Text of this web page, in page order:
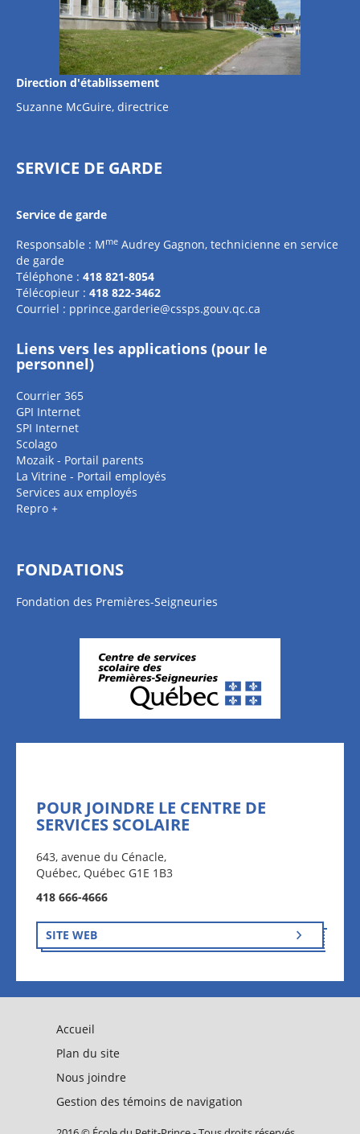
Direction d'établissement
Suzanne McGuire, directrice
SERVICE DE GARDE
Service de garde
Responsable : Mme Audrey Gagnon, technicienne en service
de garde
Téléphone : 418 821-8054
Télécopieur : 418 822-3462
Courriel : pprince.garderie@cssps.gouv.qc.ca
Liens vers les applications (pour le
personnel)
Courrier 365
GPI Internet
SPI Internet
Scolago
Mozaik - Portail parents
La Vitrine - Portail employés
Services aux employés
Repro +
FONDATIONS
Fondation des Premières-Seigneuries
POUR JOINDRE LE CENTRE DE
SERVICES SCOLAIRE
643, avenue du Cénacle,
Québec, Québec G1E 1B3
418 666-4666
SITE WEB
Accueil
Plan du site
Nous joindre
Gestion des témoins de navigation